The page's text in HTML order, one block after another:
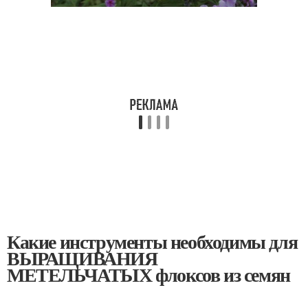
Какие инструменты необходимы для
ВЫРАЩИВАНИЯ
МЕТЕЛЬЧАТЫХ флоксов из семян